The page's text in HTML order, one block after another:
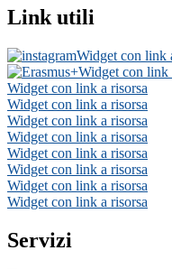
Link utili
Widget con link
Widget con link
Widget con link a risorsa
Widget con link a risorsa
Widget con link a risorsa
Widget con link a risorsa
Widget con link a risorsa
Widget con link a risorsa
Widget con link a risorsa
Widget con link a risorsa
Servizi